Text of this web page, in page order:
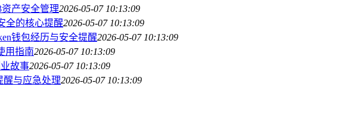
产安全管理2026-05-07 10:13:09
全的核心提醒2026-05-07 10:13:09
钱包经历与安全提醒2026-05-07 10:13:09
用指南2026-05-07 10:13:09
故事2026-05-07 10:13:09
醒与应急处理2026-05-07 10:13:09